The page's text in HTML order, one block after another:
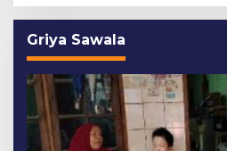
Griya Sawala